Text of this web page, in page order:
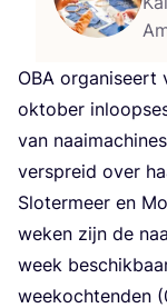
OBA orga­ni­seert
okto­ber
van
ver­spreid over
Slo­ter­meer en
weken zijn de
week
weekoch­ten­den (